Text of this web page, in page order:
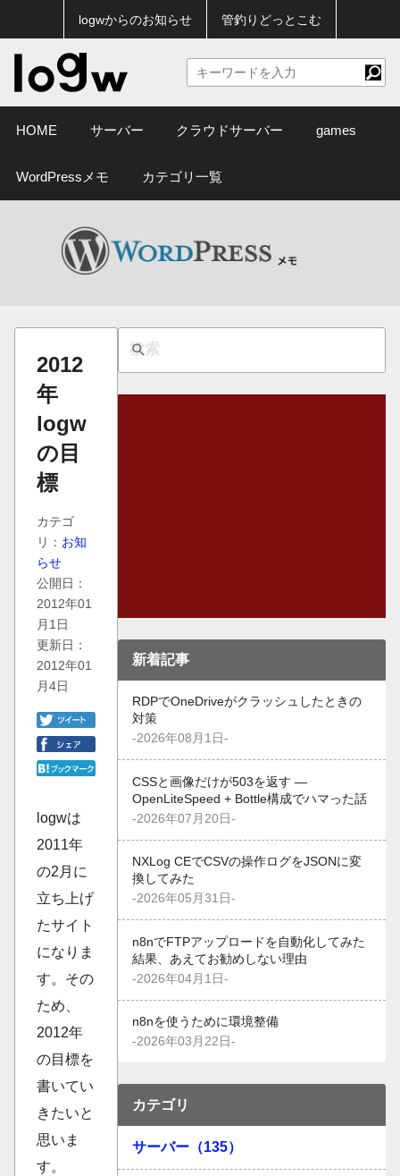
logwからのお知らせ 管釣りどっとこむ
HOME サーバー クラウドサーバー games
WordPressメモ カテゴリ一覧
2012
年
logw
の目
標
カテゴ
リ： お知
らせ
公開日：
2012年01
月1日
更新日：
2012年01
月4日
logwは
2011年
の2月に
立ち上げ
たサイト
になりま
す。その
ため、
2012年
の目標を
書いてい
きたいと
思いま
す。
新着記事
RDPでOneDriveがクラッシュしたときの
対策
-2026年08月1日-
CSSと画像だけが503を返す —
OpenLiteSpeed + Bottle構成でハマった話
-2026年07月20日-
NXLog CEでCSVの操作ログをJSONに変
換してみた
-2026年05月31日-
n8nでFTPアップロードを自動化してみた
結果、あえてお勧めしない理由
-2026年04月1日-
n8nを使うために環境整備
-2026年03月22日-
カテゴリ
サーバー（135）